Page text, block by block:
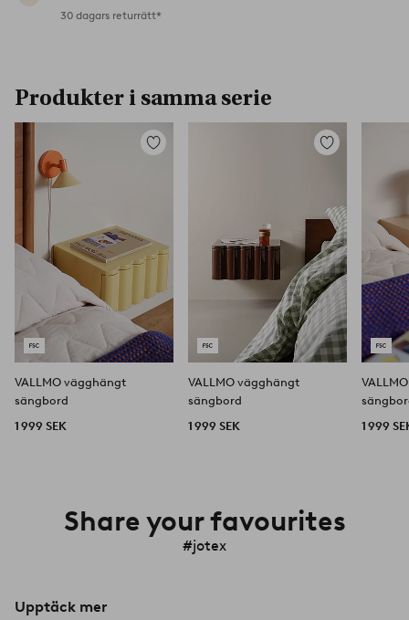
30 dagars returrätt*
Produkter i samma serie
Lägg
VALLMO vägghängt
sängbord
1 999 SEK
Lägg
VALLMO vägghängt
sängbord
1 999 SEK
1 999
Share your favourites
#jotex
Upptäck mer